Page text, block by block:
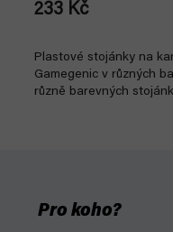
233 Kč
Plastové stojánky na
Gamegenic v různých
různě barevných
Pro koho?